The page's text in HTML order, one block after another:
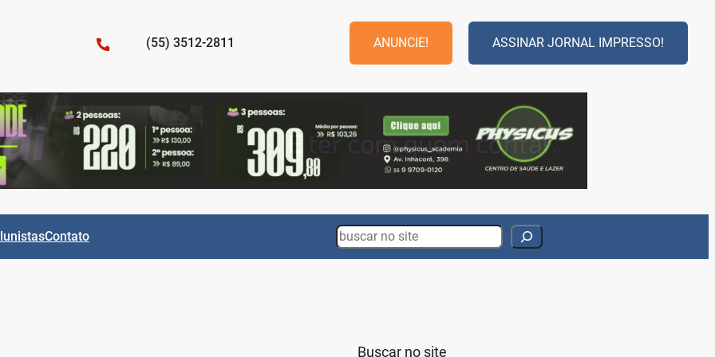
(55) 3512-2811 ANUNCIE! ASSINAR JORNAL IMPRESSO!
Contato Search
Buscar no site